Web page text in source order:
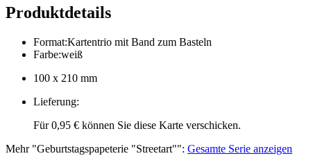
Produktdetails
Format:Kartentrio mit Band zum Basteln
Farbe:weiß
100 x 210 mm
Lieferung:
Für 0,95 € können Sie diese Karte verschicken.
Mehr"Geburtstagspapeterie "Streetart"": Gesamte Serie anzeigen